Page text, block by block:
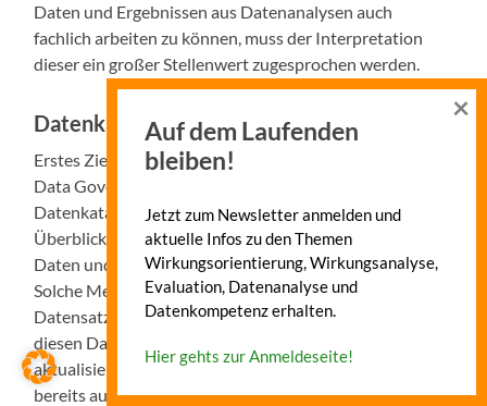
Daten und Ergebnissen aus Datenanalysen auch
fachlich arbeiten zu können, muss der Interpretation
dieser ein großer Stellenwert zugesprochen werden.
Datenkatalog
Erstes Ziel beim Aufbau einer Datenkultur und einer
Data Governance sollte die Erstellung eines
Datenkatalogs sein. Ein Datenkatalog gibt einen
Überblick über die in einer Organisation erhobenen
Daten und stellt Metadaten zu diesen zur Verfügung.
Solche Metadaten können eine Beschreibung des
Datensatzes darstellen, etwa die Information, wer für
diesen Datensatz zuständig ist, wie oft dieser Datensatz
aktualisiert wird, aber auch welche Datenprodukte
bereits auf diesem Datensatz aufbauen.
Auf dem Laufenden
bleiben!
Jetzt zum Newsletter anmelden und
aktuelle Infos zu den Themen
Wirkungsorientierung, Wirkungsanalyse,
Evaluation, Datenanalyse und
Datenkompetenz erhalten.
Hier gehts zur Anmeldeseite!
×